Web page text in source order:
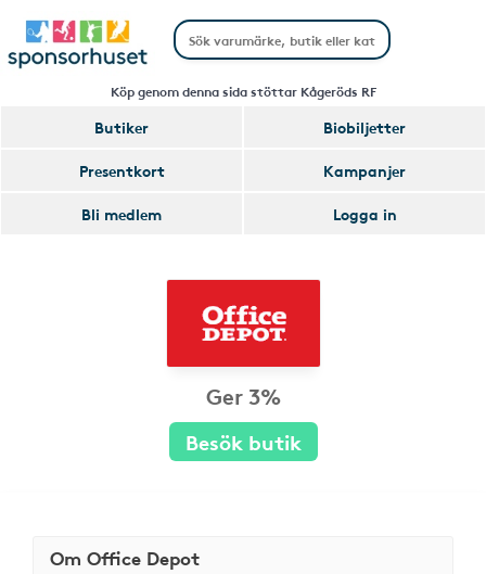
Köp genom denna sida stöttar Kågeröds RF
Butiker
Biobiljetter
Presentkort
Kampanjer
Bli medlem
Logga in
Ger 3%
Besök butik
Om Office Depot